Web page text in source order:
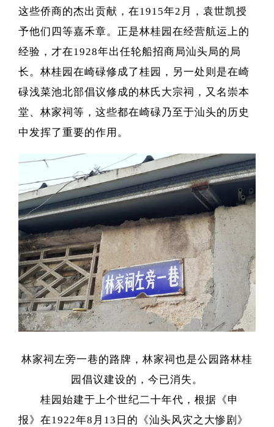
这些侨商的杰出贡献，在1915年2月，袁世凯授
予他们四等嘉禾章。正是林桂园在经营航运上的
经验，才在1928年出任轮船招商局汕头局的局
长。林桂园在崎碌修成了桂园，另一处则是在崎
碌浅菜池北部倡议修成的林氏大宗祠，又名崇本
堂、林家祠等，这些都在崎碌乃至于汕头的历史
中发挥了重要的作用。
林家祠左旁一巷的路牌，林家祠也是公园路林桂
园倡议建设的，今已消失。
桂园始建于上个世纪二十年代，根据《申
报》在1922年8月13日的《汕头风灾之大惨剧》